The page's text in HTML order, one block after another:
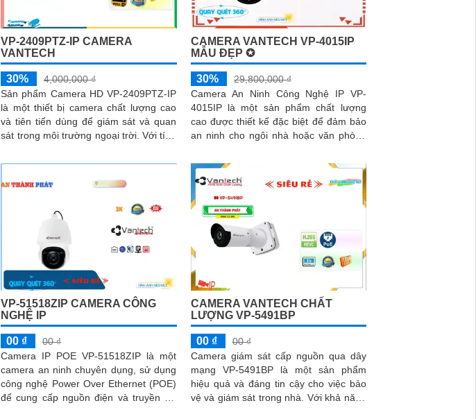
VP-2409PTZ-IP CAMERA
VANTECH
30%
4,000,000 ₫
Sản phẩm Camera HD VP-2409PTZ-IP
là một thiết bị camera chất lượng cao
và tiên tiến dùng để giám sát và quan
sát trong môi trường ngoại trời. Với tính
CAMERA VANTECH VP-4015IP
MẪU ĐẸP ✪
30%
29,800,000 ₫
Camera An Ninh Công Nghệ IP VP-
4015IP là một sản phẩm chất lượng
cao được thiết kế đặc biệt để đảm bảo
an ninh cho ngôi nhà hoặc văn phòng
nó cung cấp hình ảnh rõ ràng và sắc
nét
VP-51518ZIP CAMERA CÔNG
NGHỆ IP
00 ₫
00 ₫
Camera IP POE VP-51518ZIP là một
camera an ninh chuyên dụng, sử dụng
công nghệ Power Over Ethernet (POE)
để cung cấp nguồn điện và truyền dữ
CAMERA VANTECH CHẤT
LƯỢNG VP-5491BP
00 ₫
00 ₫
Camera giám sát cấp nguồn qua dây
mạng VP-5491BP là một sản phẩm
hiệu quả và đáng tin cậy cho việc bảo
vệ và giám sát trong nhà. Với khả năng